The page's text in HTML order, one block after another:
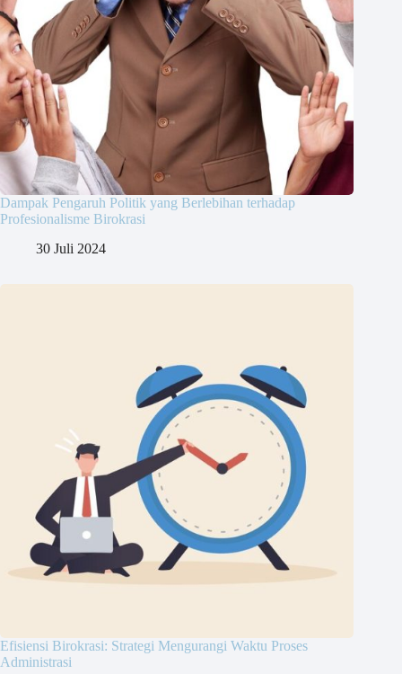
Dampak Pengaruh Politik yang Berlebihan terhadap
Profesionalisme Birokrasi
30 Juli 2024
Efisiensi Birokrasi: Strategi Mengurangi Waktu Proses
Administrasi